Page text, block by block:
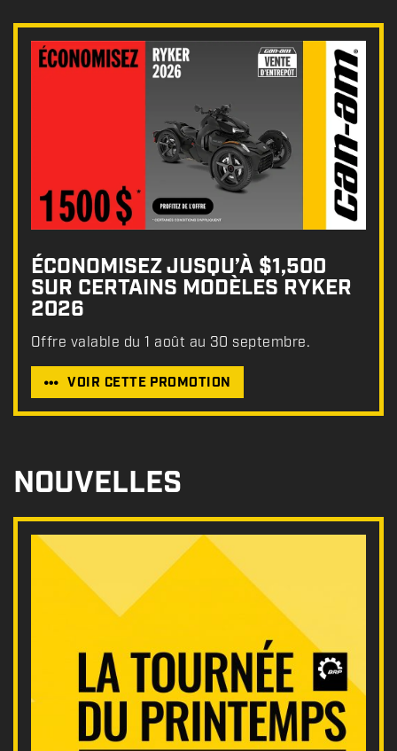
ÉCONOMISEZ JUSQU’À $1,500
SUR CERTAINS MODÈLES RYKER
2026
Offre valable du 1 août au 30 septembre.
VOIR CETTE PROMOTION
NOUVELLES